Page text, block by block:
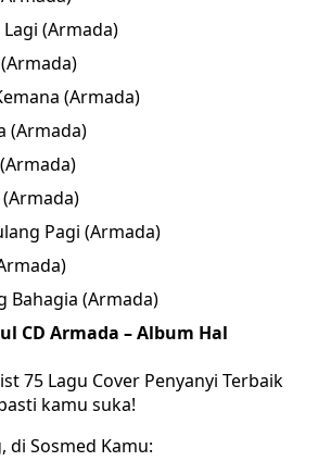
(Armada)
(Armada)
(Armada)
Pagi (Armada)
Bahagia (Armada)
CD Armada – Album Hal
75 Lagu Cover Penyanyi Terbaik
kamu suka!
di Sosmed Kamu: